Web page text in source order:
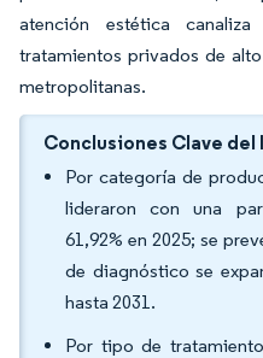
atención estética
tratamientos privados de
metropolitanas.
Conclusiones Clave del
Por categoría de
lideraron con una
61,92% en 2025; se
de diagnóstico se
hasta 2031.
Por tipo de